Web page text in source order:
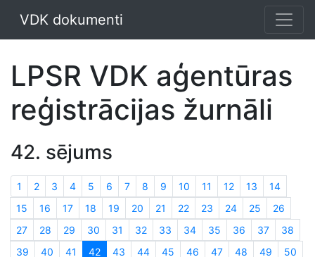
VDK dokumenti
LPSR VDK aģentūras
reģistrācijas žurnāli
42. sējums
1 2 3 4 5 6 7 8 9 10 11 12 13
14
15
16 17 18 19 20 21 22 23 24 25
26
27
28 29 30 31 32 33 34 35 36 37
38
39
40 41 42 43 44 45 46 47 48 49
50